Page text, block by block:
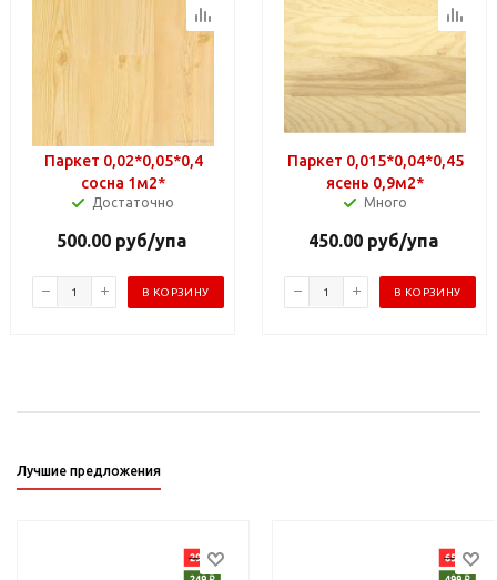
Паркет 0,02*0,05*0,4
сосна 1м2*
Достаточно
500.00руб/упа
В КОРЗИНУ
Паркет 0,015*0,04*0,45
ясень 0,9м2*
Много
450.00руб/упа
В КОРЗИНУ
Лучшие предложения